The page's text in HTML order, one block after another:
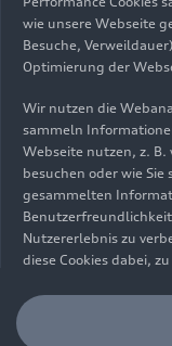
Informationen
© 2026 AUDI AG.
Die Angaben zu
Emissionen und
gesetzlich
Harmonized Light
Verordnung (EG)
Zubehör (Anbauteile,
Aerodynamik
wie unsere Webseite
Besuche,
Optimierung der
Wir nutzen die
sammeln
Webseite nutzen, z. B.
besuchen oder wie Sie
gesammelten
Nutzererlebnis zu
diese Cookies dabei,
unser Angebot
dass Sie Ihre